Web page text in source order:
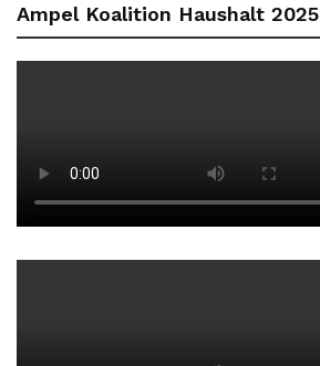
Ampel Koalition Haushalt 2025